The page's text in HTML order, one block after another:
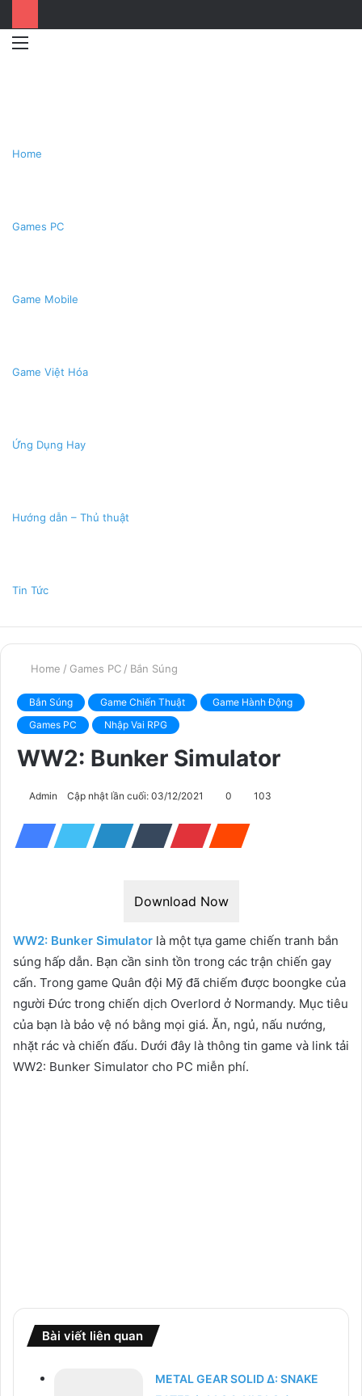
Home
Games PC
Game Mobile
Game Việt Hóa
Ứng Dụng Hay
Hướng dẫn – Thủ thuật
Tin Tức
Home / Games PC / Bắn Súng
Bắn Súng Game Chiến Thuật
Game Hành Động
Games PC
Nhập Vai RPG
WW2: Bunker Simulator
Admin Cập nhật lần cuối: 03/12/2021 0 103
Download Now
WW2: Bunker Simulator là một tựa game chiến tranh bắn
súng hấp dẫn. Bạn cần sinh tồn trong các trận chiến gay
cấn. Trong game Quân đội Mỹ đã chiếm được boongke của
người Đức trong chiến dịch Overlord ở Normandy. Mục tiêu
của bạn là bảo vệ nó bằng mọi giá. Ăn, ngủ, nấu nướng,
nhặt rác và chiến đấu. Dưới đây là thông tin game và link tải
WW2: Bunker Simulator cho PC miễn phí.
Bài viết liên quan
METAL GEAR SOLID Δ: SNAKE